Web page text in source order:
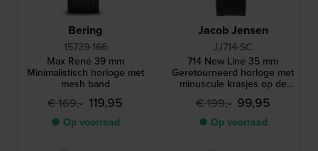
Bering
15739-166
Max René 39 mm
Minimalistisch horloge met
mesh band
€ 169,- 119,95
● Op voorraad
Jacob Jensen
JJ714-SC
714 New Line 35 mm
Geretourneerd horloge met
minuscule krasjes op de
achterkant van de kast
€ 199,- 99,95
● Op voorraad